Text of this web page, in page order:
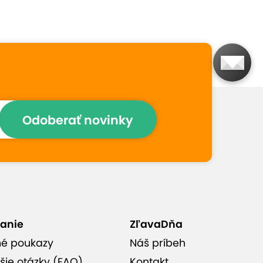
Vynikajúce hodnotenia od
Jednoduchá rezervácia cez
Odoberať novinky
poukazy
ZľavaDňa
Náš príbeh